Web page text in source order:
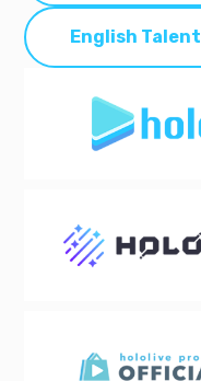
English Talent